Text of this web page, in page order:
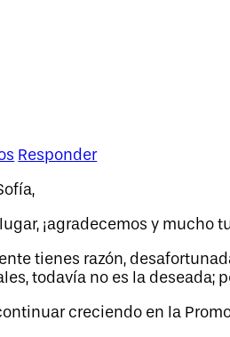
Responder
¡agradecemos y mucho
tienes razón,
todavía no es la deseada;
creciendo en la